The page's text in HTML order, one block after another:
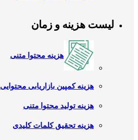
لیست هزینه و زمان
هزینه محتوا متنی
هزینه کمپین بازاریابی محتوایی
هزینه تولید محتوا متنی
هزینه تحقیق کلمات کلیدی